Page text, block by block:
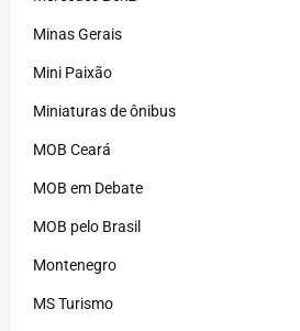
Minas Gerais
Mini Paixão
Miniaturas de ônibus
MOB Ceará
MOB em Debate
MOB pelo Brasil
Montenegro
MS Turismo